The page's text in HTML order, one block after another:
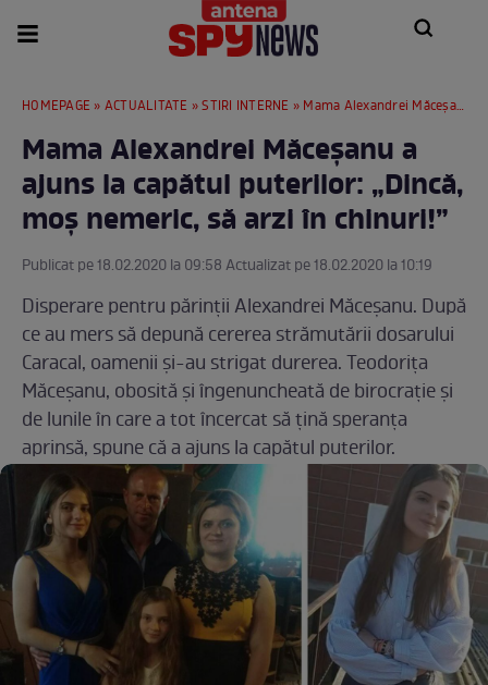
HOMEPAGE » ACTUALITATE »STIRI INTERNE » Mama Alexandrei Măceșanu a ajuns la capătul puterilor: „Dincă, moș nemeric, să arzi în chinuri!”
Mama Alexandrei Măceșanu a
ajuns la capătul puterilor: „Dincă,
moș nemeric, să arzi în chinuri!”
Publicat pe 18.02.2020 la 09:58 Actualizat pe 18.02.2020 la 10:19
Disperare pentru părinții Alexandrei Măceșanu. După
ce au mers să depună cererea strămutării dosarului
Caracal, oamenii și-au strigat durerea. Teodorița
Măceșanu, obosită și îngenuncheată de birocrație și
de lunile în care a tot încercat să țină speranța
aprinsă, spune că a ajuns la capătul puterilor.